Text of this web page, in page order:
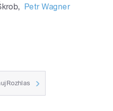
, Petr Wagner